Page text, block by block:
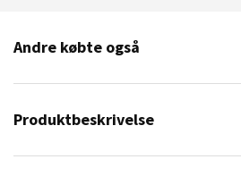
Andre købte også
Produktbeskrivelse